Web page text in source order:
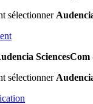
sélectionner
SciencesCom
sélectionner